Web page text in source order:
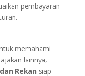
pembayaran
memahami
lainnya,
Rekan siap